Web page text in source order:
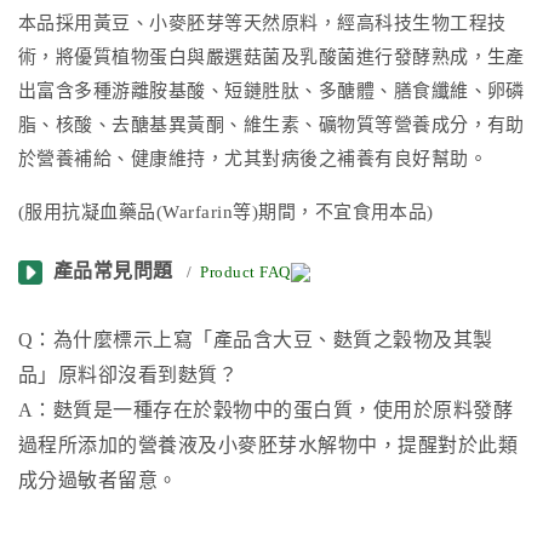
本品採用黃豆、小麥胚芽等天然原料，經高科技生物工程技
術，將優質植物蛋白與嚴選菇菌及乳酸菌進行發酵熟成，生產
出富含多種游離胺基酸、短鏈胜肽、多醣體、膳食纖維、卵磷
脂、核酸、去醣基異黃酮、維生素、礦物質等營養成分，有助
於營養補給、健康維持，尤其對病後之補養有良好幫助。
(服用抗凝血藥品(Warfarin等)期間，不宜食用本品)
產品常見問題 / Product FAQ
Q：為什麼標示上寫「產品含大豆、麩質之穀物及其製
品」原料卻沒看到麩質？
A：麩質是一種存在於穀物中的蛋白質，使用於原料發酵
過程所添加的營養液及小麥胚芽水解物中，提醒對於此類
成分過敏者留意。